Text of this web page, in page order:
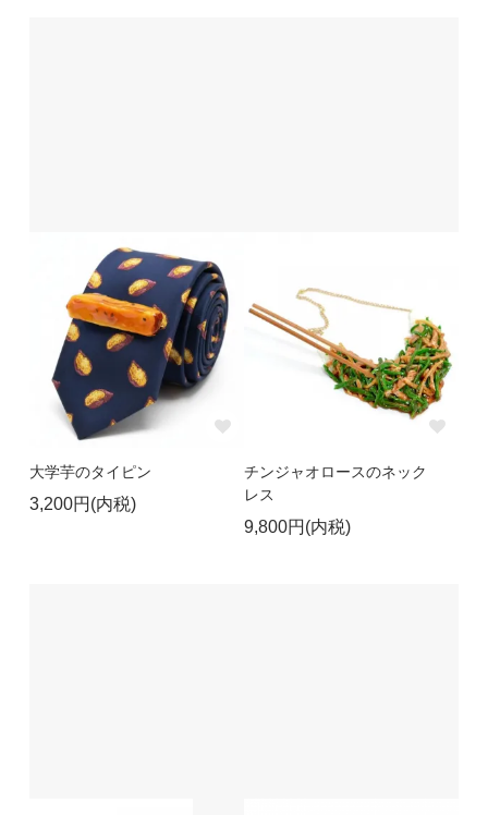
大学芋のタイピン
3,200円(内税)
チンジャオロースのネック
レス
9,800円(内税)